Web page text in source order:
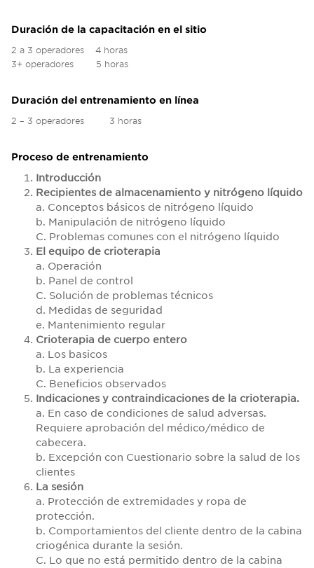
Duración de la capacitación en el sitio
2 a 3 operadores 4 horas
3+ operadores 5 horas
Duración del entrenamiento en línea
2 – 3 operadores 3 horas
Proceso de entrenamiento
Introducción
Recipientes de almacenamiento y nitrógeno líquido
a. Conceptos básicos de nitrógeno líquido
b. Manipulación de nitrógeno líquido
C. Problemas comunes con el nitrógeno líquido
El equipo de crioterapia
a. Operación
b. Panel de control
C. Solución de problemas técnicos
d. Medidas de seguridad
e. Mantenimiento regular
Crioterapia de cuerpo entero
a. Los basicos
b. La experiencia
C. Beneficios observados
Indicaciones y contraindicaciones de la crioterapia.
a. En caso de condiciones de salud adversas.
Requiere aprobación del médico/médico de
cabecera.
b. Excepción con Cuestionario sobre la salud de los
clientes
La sesión
a. Protección de extremidades y ropa de
protección.
b. Comportamientos del cliente dentro de la cabina
criogénica durante la sesión.
C. Lo que no está permitido dentro de la cabina